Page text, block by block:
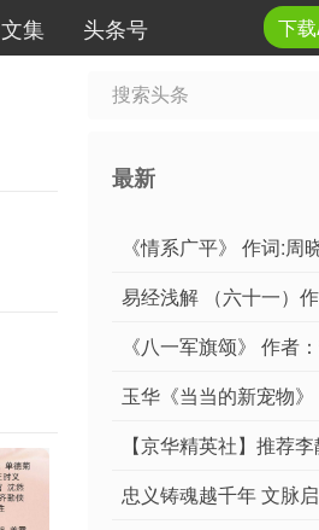
文集 头条号 下
最新
玉华《当当的新宠物》